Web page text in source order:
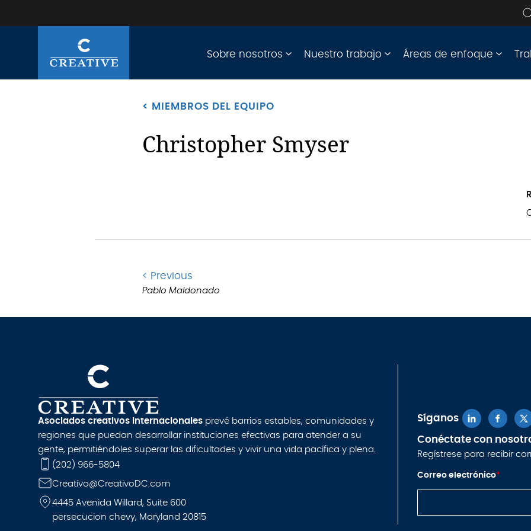
Sobre nosotros Nuestro trabajo Áreas de enfoque
< MIEMBROS DEL EQUIPO
Christopher Smyser
< Previous
Ir
a
Pablo Maldonado
Asociados creativos internacionales prevé barrios estables, comunidades y
regiones que puedan desarrollar instituciones efectivas para atender a su
gente, permitiéndoles superar las dificultades y vivir una vida pacífica y plena.
(202) 966-5804
Creativo@CreativoDC.com
4445 Avenida Willard, Suite 600
persecucion chevy, Maryland 20815
Síganos
Conéctate con
Regístrese para recibir
*
c
Correo electrónico*